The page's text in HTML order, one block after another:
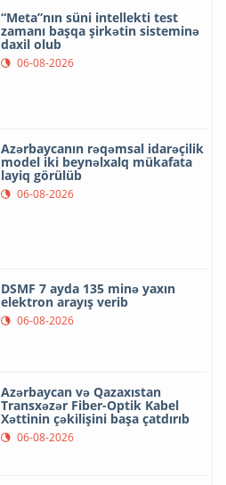
“Meta”nın süni intellekti test
zamanı başqa şirkətin sisteminə
daxil olub
06-08-2026
Azərbaycanın rəqəmsal idarəçilik
model iki beynəlxalq mükafata
layiq görülüb
06-08-2026
DSMF 7 ayda 135 minə yaxın
elektron arayış verib
06-08-2026
Azərbaycan və Qazaxıstan
Transxəzər Fiber-Optik Kabel
Xəttinin çəkilişini başa çatdırıb
06-08-2026